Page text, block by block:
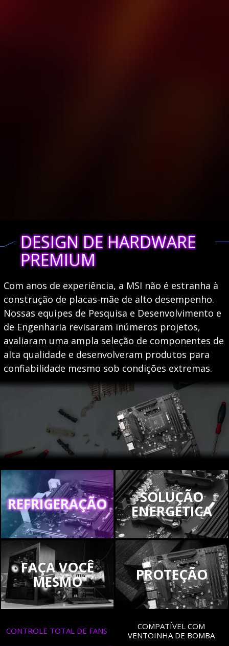
DESIGN DE HARDWARE
PREMIUM
Com anos de experiência, a MSI não é estranha à
construção de placas-mãe de alto desempenho.
Nossas equipes de Pesquisa e Desenvolvimento e
de Engenharia revisaram inúmeros projetos,
avaliaram uma ampla seleção de componentes de
alta qualidade e desenvolveram produtos para
confiabilidade mesmo sob condições extremas.
REFRIGERAÇÃO SOLUÇÃO
ENERGÉTICA
FAÇA VOCÊ
MESMO PROTEÇÃO
CONTROLE TOTAL DE FANS
COMPATÍVEL COM
VENTOINHA DE BOMBA